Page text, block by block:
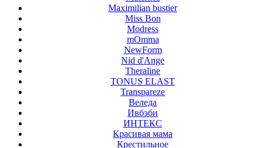
Maximilian bustier
Miss Bon
Modress
mOmma
NewForm
Nid d'Ange
Theraline
TONUS ELAST
Transpareze
Веледа
Ивбэби
ИНТЕКС
Красивая мама
Крестильное